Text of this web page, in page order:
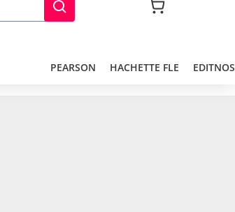
PEARSON HACHETTE FLE EDITNOS